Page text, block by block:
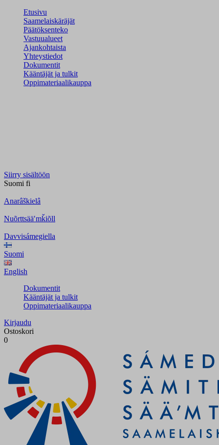
Etusivu
Saamelaiskäräjät
Päätöksenteko
Vastuualueet
Ajankohtaista
Yhteystiedot
Dokumentit
Kääntäjät ja tulkit
Oppimateriaalikauppa
Siirry sisältöön
Suomi fi
Anarâškielâ
Nuõrttsääʹmǩiõll
Davvisámegiella
Suomi
English
Dokumentit
Kääntäjät ja tulkit
Oppimateriaalikauppa
Kirjaudu
Ostoskori
0